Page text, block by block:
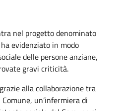
nel progetto denominato
evidenziato in modo
delle persone anziane,
gravi criticità.
alla collaborazione tra
un’infermiera di